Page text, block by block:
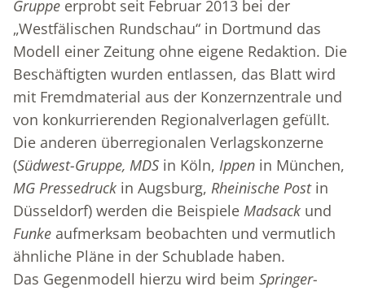
Gruppe erprobt seit Februar 2013 bei der
„Westfälischen Rundschau“ in Dortmund das
Modell einer Zeitung ohne eigene Redaktion. Die
Beschäftigten wurden entlassen, das Blatt wird
mit Fremdmaterial aus der Konzernzentrale und
von konkurrierenden Regionalverlagen gefüllt.
Die anderen überregionalen Verlagskonzerne
(Südwest-Gruppe, MDS in Köln, Ippen in München,
MG Pressedruck in Augsburg, Rheinische Postin
Düsseldorf) werden die Beispiele Madsack und
Funke aufmerksam beobachten und vermutlich
ähnliche Pläne in der Schublade haben.
Das Gegenmodell hierzu wird beim Springer-